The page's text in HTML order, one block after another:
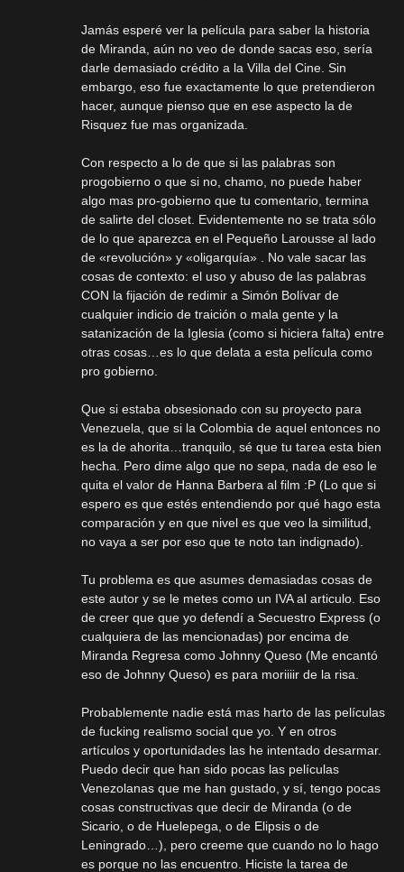
Jamás esperé ver la película para saber la historia
de Miranda, aún no veo de donde sacas eso, sería
darle demasiado crédito a la Villa del Cine. Sin
embargo, eso fue exactamente lo que pretendieron
hacer, aunque pienso que en ese aspecto la de
Risquez fue mas organizada.
Con respecto a lo de que si las palabras son
progobierno o que si no, chamo, no puede haber
algo mas pro-gobierno que tu comentario, termina
de salirte del closet. Evidentemente no se trata sólo
de lo que aparezca en el Pequeño Larousse al lado
de «revolución» y «oligarquía» . No vale sacar las
cosas de contexto: el uso y abuso de las palabras
CON la fijación de redimir a Simón Bolívar de
cualquier indicio de traición o mala gente y la
satanización de la Iglesia (como si hiciera falta) entre
otras cosas…es lo que delata a esta película como
pro gobierno.
Que si estaba obsesionado con su proyecto para
Venezuela, que si la Colombia de aquel entonces no
es la de ahorita…tranquilo, sé que tu tarea esta bien
hecha. Pero dime algo que no sepa, nada de eso le
quita el valor de Hanna Barbera al film :P (Lo que si
espero es que estés entendiendo por qué hago esta
comparación y en que nivel es que veo la similitud,
no vaya a ser por eso que te noto tan indignado).
Tu problema es que asumes demasiadas cosas de
este autor y se le metes como un IVA al articulo. Eso
de creer que que yo defendí a Secuestro Express (o
cualquiera de las mencionadas) por encima de
Miranda Regresa como Johnny Queso (Me encantó
eso de Johnny Queso) es para moriiiir de la risa.
Probablemente nadie está mas harto de las películas
de fucking realismo social que yo. Y en otros
artículos y oportunidades las he intentado desarmar.
Puedo decir que han sido pocas las películas
Venezolanas que me han gustado, y sí, tengo pocas
cosas constructivas que decir de Miranda (o de
Sicario, o de Huelepega, o de Elipsis o de
Leningrado…), pero creeme que cuando no lo hago
es porque no las encuentro. Hiciste la tarea de